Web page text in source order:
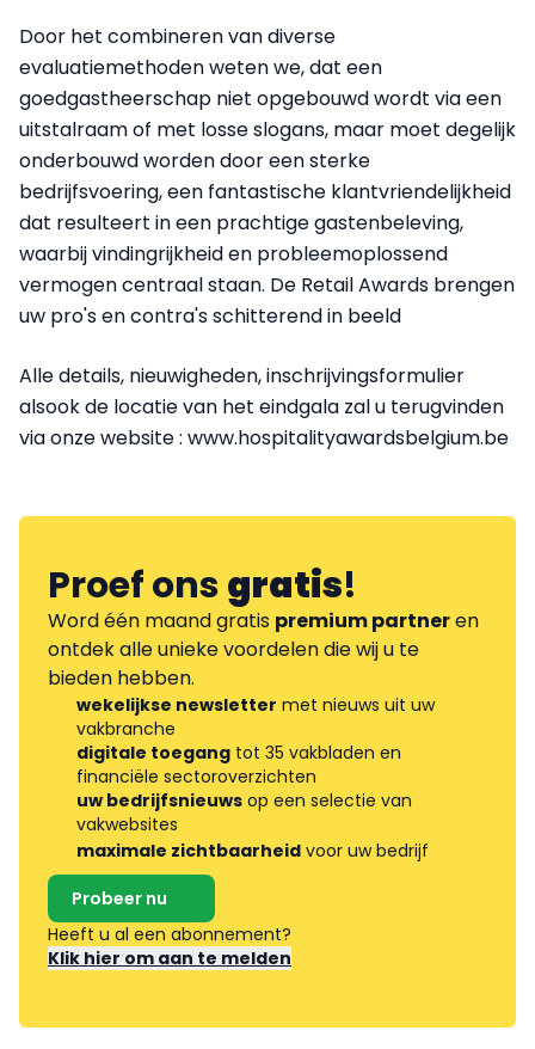
Door het combineren van diverse
evaluatiemethoden weten we, dat een
goedgastheerschap niet opgebouwd wordt via een
uitstalraam of met losse slogans, maar moet degelijk
onderbouwd worden door een sterke
bedrijfsvoering, een fantastische klantvriendelijkheid
dat resulteert in een prachtige gastenbeleving,
waarbij vindingrijkheid en probleemoplossend
vermogen centraal staan. De Retail Awards brengen
uw pro's en contra's schitterend in beeld
Alle details, nieuwigheden, inschrijvingsformulier
alsook de locatie van het eindgala zal u terugvinden
via onze website : www.hospitalityawardsbelgium.be
Proef onsgratis!
Word één maand gratis premium partneren
ontdek alle unieke voordelen die wij u te
bieden hebben.
wekelijkse newsletter met nieuws uit uw
vakbranche
digitale toegang tot 35 vakbladen en
financiële sectoroverzichten
uw bedrijfsnieuws op een selectie van
vakwebsites
maximale zichtbaarheid voor uw bedrijf
Probeer nu
Heeft u al een abonnement?
Klik hier om aan te melden